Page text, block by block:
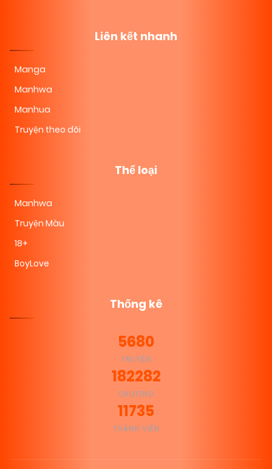
Liên kết nhanh
Manga
Manhwa
Manhua
Truyện theo dõi
Thể loại
Manhwa
Truyện Màu
18+
BoyLove
Thống kê
5680
TRUYỆN
182282
CHƯƠNG
11735
THÀNH VIÊN